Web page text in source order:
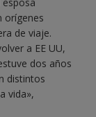
orígenes
de viaje.
a EE UU,
dos años
distintos
vida»,